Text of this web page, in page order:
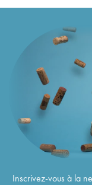
Inscrivez-vous à la